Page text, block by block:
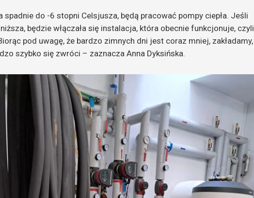
spadnie do -6 stopni Celsjusza, będą pracować pompy ciepła. Jeśli
będzie włączała się instalacja, która obecnie funkcjonuje, czyli
pod uwagę, że bardzo zimnych dni jest coraz mniej, zakładamy,
szybko się zwróci – zaznacza Anna Dyksińska.